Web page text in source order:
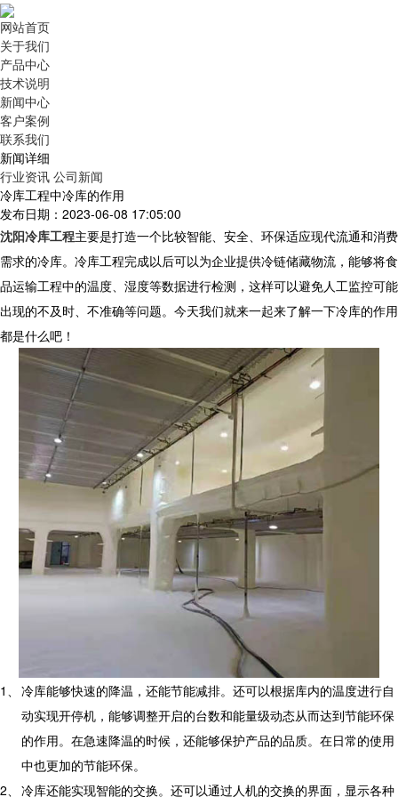
网站首页
关于我们
产品中心
技术说明
新闻中心
客户案例
联系我们
新闻详细
行业资讯 公司新闻
冷库工程中冷库的作用
发布日期：2023-06-08 17:05:00
沈阳冷库工程主要是打造一个比较智能、安全、环保适应现代流通和消费
需求的冷库。冷库工程完成以后可以为企业提供冷链储藏物流，能够将食
品运输工程中的温度、湿度等数据进行检测，这样可以避免人工监控可能
出现的不及时、不准确等问题。今天我们就来一起来了解一下冷库的作用
都是什么吧！
1、 冷库能够快速的降温，还能节能减排。还可以根据库内的温度进行自
动实现开停机，能够调整开启的台数和能量级动态从而达到节能环保
的作用。在急速降温的时候，还能够保护产品的品质。在日常的使用
中也更加的节能环保。
2、 冷库还能实现智能的交换。还可以通过人机的交换的界面，显示各种